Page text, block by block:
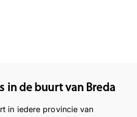
in de buurt van Breda
in iedere provincie van